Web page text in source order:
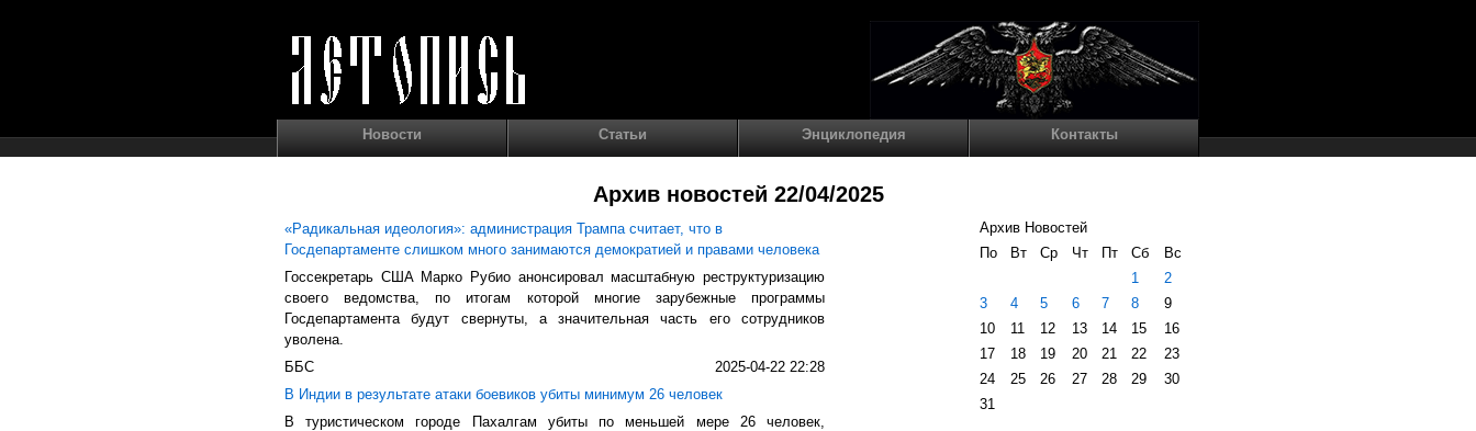
Новости Статьи Энциклопедия Контакты
Архив новостей 22/04/2025
«Радикальная идеология»: администрация Трампа считает, что в
Госдепартаменте слишком много занимаются демократией и правами человека
Госсекретарь США Марко Рубио анонсировал масштабную реструктуризацию
своего ведомства, по итогам которой многие зарубежные программы
Госдепартамента будут свернуты, а значительная часть его сотрудников
уволена.
ББС
2025-04-22 22:28
В Индии в результате атаки боевиков убиты минимум 26 человек
В туристическом городе Пахалгам убиты по меньшей мере 26 человек,
Архив Новостей
По
Вт Ср Чт Пт Сб
Вс
1
2
3
4 5 6 7 8
9
10
11 12 13 14 15
16
17
18 19 20 21 22
23
24
25 26 27 28 29
30
31